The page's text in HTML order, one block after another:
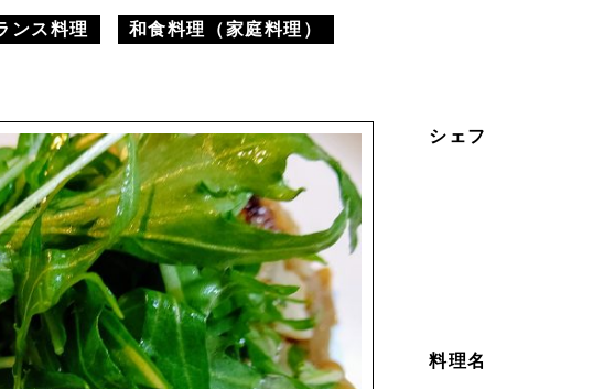
ンス料理 和食料理（家庭料理）
シェフ
料理名